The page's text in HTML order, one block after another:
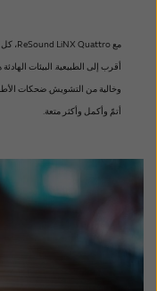
مع ReSound LiNX Quattro، كل من الأصوات منخفضة
أقرب إلى الطبيعية. البيئات الهادئة
وخالية من التشويش. ضحكات
أتمّ وأكمل وأكثر متعة.